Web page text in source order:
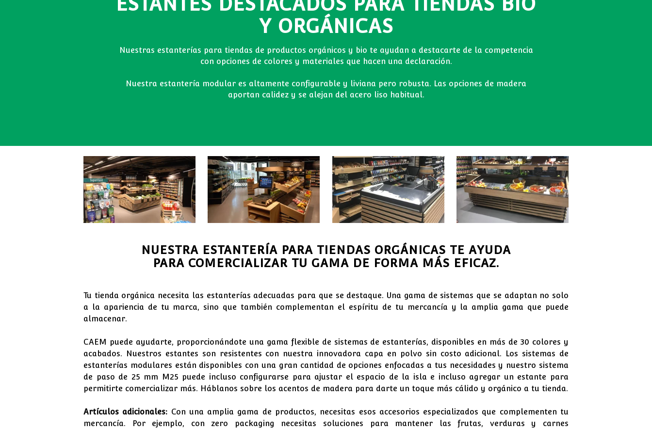
Y ORGÁNICAS
Nuestras estanterías para tiendas de productos orgánicos y bio te ayudan a destacarte de la competencia
con opciones de colores y materiales que hacen una declaración.
Nuestra estantería modular es altamente configurable y liviana pero robusta. Las opciones de madera
aportan calidez y se alejan del acero liso habitual.
NUESTRA ESTANTERÍA PARA TIENDAS ORGÁNICAS TE AYUDA
PARA COMERCIALIZAR TU GAMA DE FORMA MÁS EFICAZ.
Tu tienda orgánica necesita las estanterías adecuadas para que se destaque. Una gama de sistemas que se adaptan no solo
a la apariencia de tu marca, sino que también complementan el espíritu de tu mercancía y la amplia gama que puede
almacenar.
CAEM puede ayudarte, proporcionándote una gama flexible de sistemas de estanterías, disponibles en más de 30 colores y
acabados. Nuestros estantes son resistentes con nuestra innovadora capa en polvo sin costo adicional. Los sistemas de
estanterías modulares están disponibles con una gran cantidad de opciones enfocadas a tus necesidades y nuestro sistema
de paso de 25 mm M25 puede incluso configurarse para ajustar el espacio de la isla e incluso agregar un estante para
permitirte comercializar más. Háblanos sobre los acentos de madera para darte un toque más cálido y orgánico a tu tienda.
Artículos adicionales: Con una amplia gama de productos, necesitas esos accesorios especializados que complementen tu
mercancía. Por ejemplo, con zero packaging necesitas soluciones para mantener las frutas, verduras y carnes